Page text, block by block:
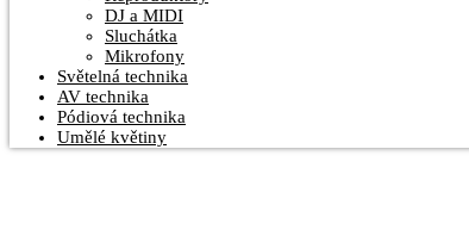
DJ a MIDI
Sluchátka
Mikrofony
Světelná technika
AV technika
Pódiová technika
Umělé květiny